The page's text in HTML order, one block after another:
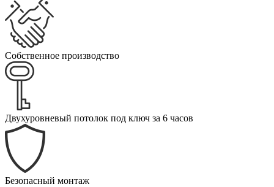
Собственное производство
Двухуровневый потолок под ключ за 6 часов
Безопасный монтаж